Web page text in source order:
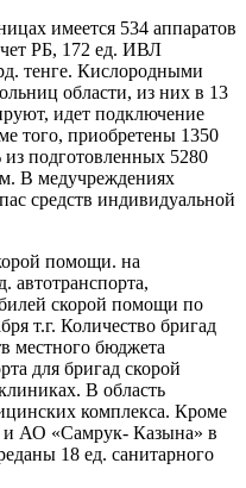
имеется 534 аппаратов
РБ, 172 ед. ИВЛ
тенге. Кислородными
области, из них в 13
идет подключение
того, приобретены 1350
подготовленных 5280
В медучреждениях
средств индивидуальной
помощи. на
автотранспорта,
скорой помощи по
т.г. Количество бригад
местного бюджета
для бригад скорой
В область
комплекса. Кроме
АО «Самрук- Казына» в
18 ед. санитарного